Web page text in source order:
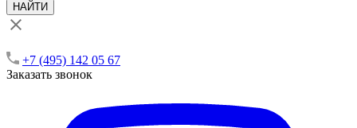
НАЙТИ
+7 (495) 142 05 67
Заказать звонок